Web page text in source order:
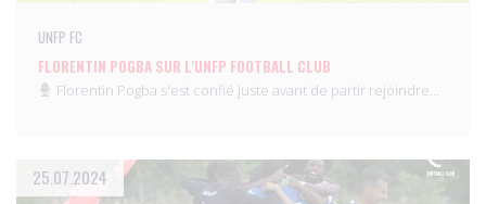
UNFP FC
FLORENTIN POGBA SUR L'UNFP FOOTBALL CLUB
Florentin Pogba s'est confié juste avant de partir rejoindre…
25.07.2024